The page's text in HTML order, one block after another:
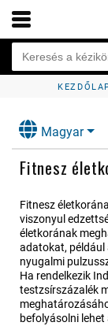
Magyar
Fitnesz
Fitnesz
viszonyul
életkorának
adatokat, például
nyugalmi
Ha rendelkezik
testzsírszázalék
befolyásolni